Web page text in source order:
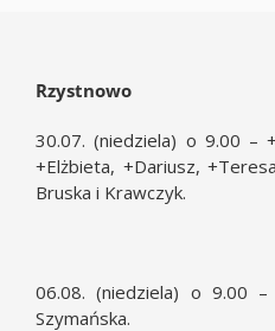
Rzystnowo
30.07. (niedziela) o 9.00 –
+Elżbieta, +Dariusz,
Bruska i Krawczyk.
06.08. (niedziela) o 9.00 –
Szymańska.